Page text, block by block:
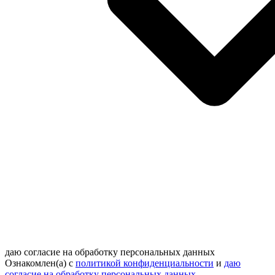
даю согласие на обработку персональных данных
Ознакомлен(а) с политикой конфиденциальности и даю